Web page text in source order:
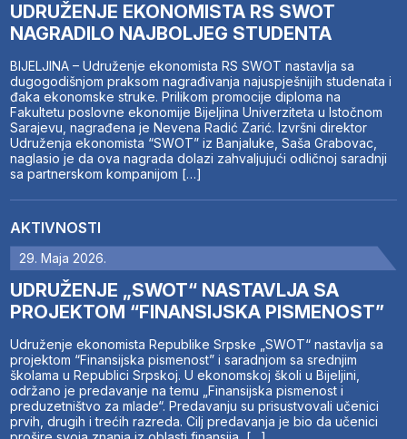
UDRUŽENJE EKONOMISTA RS SWOT
NAGRADILO NAJBOLJEG STUDENTA
BIJELJINA – Udruženje ekonomista RS SWOT nastavlja sa
dugogodišnjom praksom nagrađivanja najuspješnijih studenata i
đaka ekonomske struke. Prilikom promocije diploma na
Fakultetu poslovne ekonomije Bijeljina Univerziteta u Istočnom
Sarajevu, nagrađena je Nevena Radić Zarić. Izvršni direktor
Udruženja ekonomista “SWOT” iz Banjaluke, Saša Grabovac,
naglasio je da ova nagrada dolazi zahvaljujući odličnoj saradnji
sa partnerskom kompanijom […]
AKTIVNOSTI
29. Maja 2026.
UDRUŽENJE „SWOT“ NASTAVLJA SA
PROJEKTOM “FINANSIJSKA PISMENOST”
Udruženje ekonomista Republike Srpske „SWOT“ nastavlja sa
projektom “Finansijska pismenost” i saradnjom sa srednjim
školama u Republici Srpskoj. U ekonomskoj školi u Bijeljini,
održano je predavanje na temu „Finansijska pismenost i
preduzetništvo za mlade“. Predavanju su prisustvovali učenici
prvih, drugih i trećih razreda. Cilj predavanja je bio da učenici